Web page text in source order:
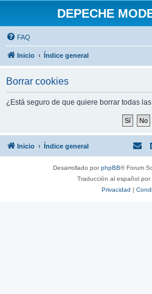
DEPECHE
FAQ
Inicio Índice general
Borrar cookies
¿Está seguro de que quiere borrar todas
Inicio Índice general
Desarrollado porphpBB® Forum
Traducción al español por
Privacidad |